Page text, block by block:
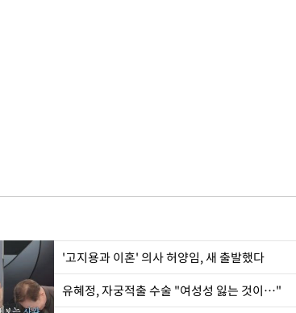
'고지용과 이혼' 의사 허양임, 새 출발했다
유혜정, 자궁적출 수술 "여성성 잃는 것이…"